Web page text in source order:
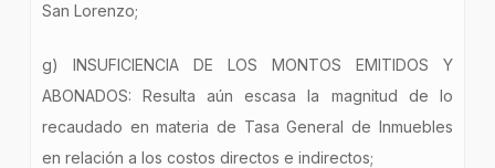
San Lorenzo;
g) INSUFICIENCIA DE LOS MONTOS EMITIDOS Y
ABONADOS: Resulta aún escasa la magnitud de lo
recaudado en materia de Tasa General de Inmuebles
en relación a los costos directos e indirectos;